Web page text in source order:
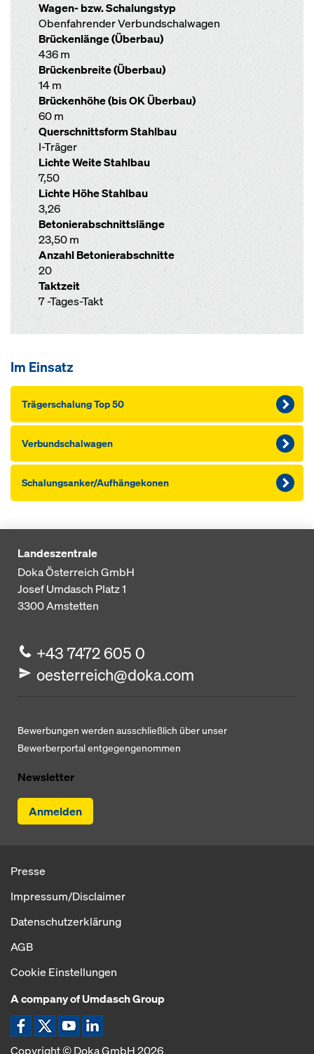
Wagen- bzw. Schalungstyp
Obenfahrender Verbundschalwagen
Brückenlänge (Überbau)
436 m
Brückenbreite (Überbau)
14 m
Brückenhöhe (bis OK Überbau)
60 m
Querschnittsform Stahlbau
I-Träger
Lichte Weite Stahlbau
7,50
Lichte Höhe Stahlbau
3,26
Betonierabschnittslänge
23,50 m
Anzahl Betonierabschnitte
20
Taktzeit
7 -Tages-Takt
Im Einsatz
Träger­schalung Top 50
Verbund­schal­wagen
Schalungsanker/Aufhängekonen
Landeszentrale
Doka Österreich GmbH
Josef Umdasch Platz 1
3300Amstetten
+43 7472 605 0
oesterreich@doka.com
Bewerbungen werden ausschließlich über unser
Bewerberportal entgegengenommen
Newsletter
Anmelden
Presse
Impressum/Disclaimer
Datenschutzerklärung
AGB
Cookie Einstellungen
A company of Umdasch Group
Icon Facebook
Icon XIcon YouTube
Icon LinkedIn
Copyright © Doka GmbH 2026